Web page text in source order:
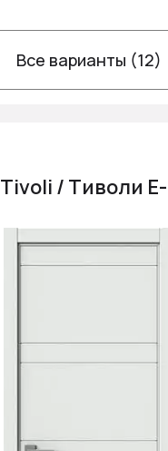
Все варианты (12)
Tivoli / Тиволи